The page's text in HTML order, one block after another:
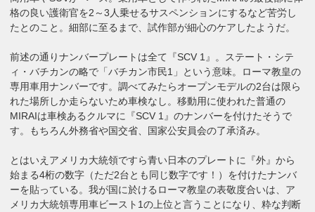
格の良い護衛官を2～3人乗せるサスペンションにするなど苦労し
たとのこと。細部に至るまで、試作部が細心のケアしたようだ。
前述の通りナンバープレートは全て『SCV 1』。ステート・シテ
ィ・バチカンの略で「バチカン市民1」という意味。ローマ教皇の
専用車用ナンバーです。調べてみたらオープンモデルの2台は限ら
れた場所しか走らないため車検なし。移動用に使われた普通の
MIRAIは車検あるクルマに『SCV 1』のナンバーを付けたそうで
す。もちろん外務省や国交省、国家公安員会の了承済み。
とはいえアメリカ大統領ですら青い日本のプレートに『外』から
始まる4桁の数字（ただ2台とも同じ数字です！）を付けたナンバ
ーを貼っている。我が国に於けるローマ教皇の表敬度合いは、ア
メリカ大統領専用車ビースト1の上位と言うことになり、粋な判断